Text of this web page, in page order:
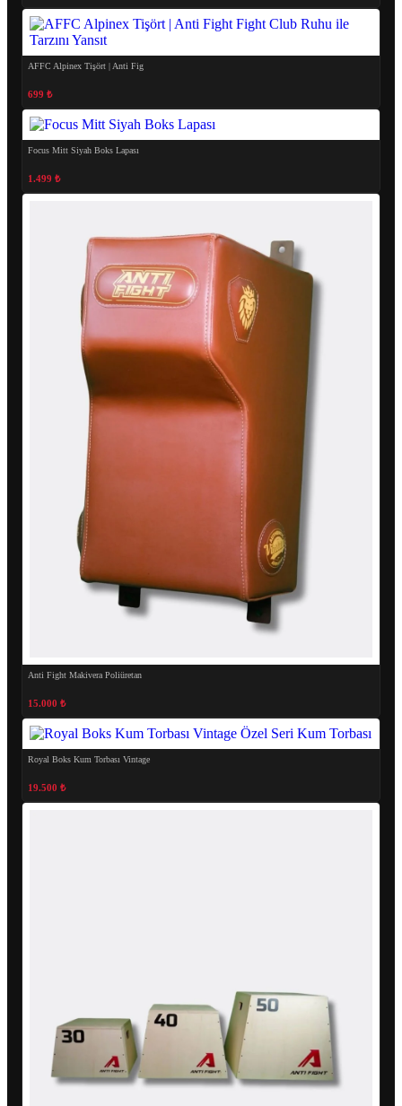
AFFC Alpinex Tişört | Anti Fig
699 ₺
Focus Mitt Siyah Boks Lapası
1.499 ₺
Anti Fight Makivera Poliüretan
15.000 ₺
Royal Boks Kum Torbası Vintage
19.500 ₺